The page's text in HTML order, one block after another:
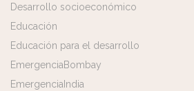
Desarrollo socioeconómico
Educación
Educación para el desarrollo
EmergenciaBombay
EmergenciaIndia